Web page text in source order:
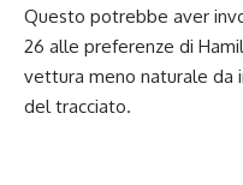
Questo potrebbe aver
26 alle preferenze di
vettura meno naturale da
del tracciato.